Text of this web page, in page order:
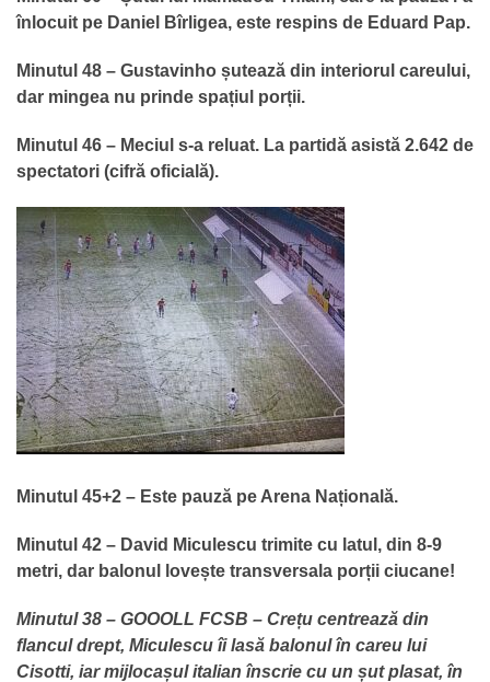
înlocuit pe Daniel Bîrligea, este respins de Eduard Pap.
Minutul 48 – Gustavinho șutează din interiorul careului,
dar mingea nu prinde spațiul porții.
Minutul 46 – Meciul s-a reluat. La partidă asistă 2.642 de
spectatori (cifră oficială).
Minutul 45+2 – Este pauză pe Arena Națională.
Minutul 42 – David Miculescu trimite cu latul, din 8-9
metri, dar balonul lovește transversala porții ciucane!
Minutul 38 – GOOOLL FCSB – Crețu centrează din
flancul drept, Miculescu îi lasă balonul în careu lui
Cisotti, iar mijlocașul italian înscrie cu un șut plasat, în